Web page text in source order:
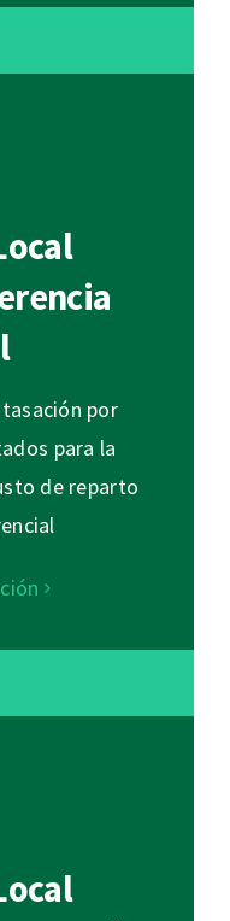
por
para la
de reparto